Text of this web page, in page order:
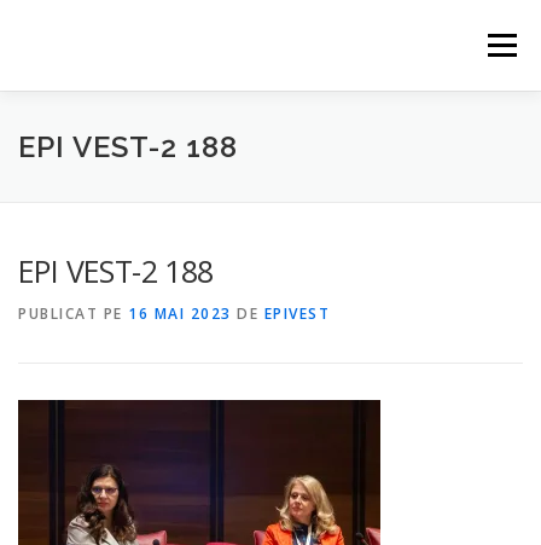
Meniu
HOME EVENIMENTE
EPI VEST-2 188
EPI VEST-2 188
PUBLICAT PE 16 MAI 2023 DE EPIVEST